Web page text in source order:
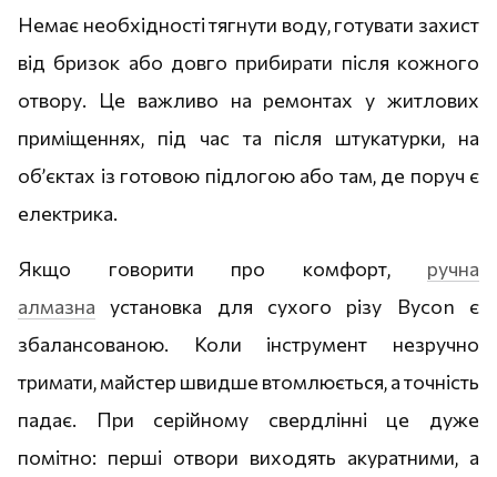
Немає необхідності тягнути воду, готувати захист
від бризок або довго прибирати після кожного
отвору. Це важливо на ремонтах у житлових
приміщеннях, під час та після штукатурки, на
об’єктах із готовою підлогою або там, де поруч є
електрика.
Якщо говорити про комфорт, ручна
алмазна установка для сухого різу Bycon є
збалансованою. Коли інструмент незручно
тримати, майстер швидше втомлюється, а точність
падає. При серійному свердлінні це дуже
помітно: перші отвори виходять акуратними, а